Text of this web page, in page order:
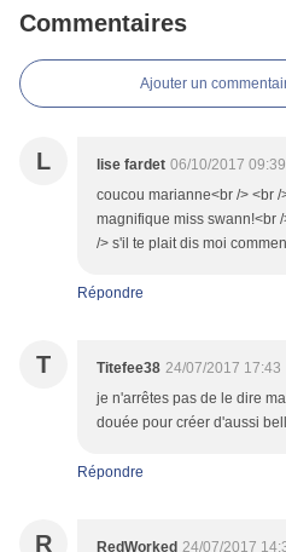
Commentaires
Ajouter un
L lise fardet 06/10/2017 09:39
coucou marianne<br /> <br
magnifique miss swann!<br
/> s'il te plait dis moi
Répondre
T Titefee38 24/07/2017 17:43
je n'arrêtes pas de le dire
douée pour créer d'aussi
Répondre
R RedWorked 24/07/2017